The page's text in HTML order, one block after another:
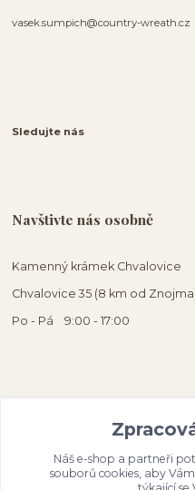
vasek.sumpich@country-wreath.cz
Sledujte nás
Navštivte nás osobně
Kamenný krámek Chvalovice
Chvalovice 35 (8 km od
Po - Pá 9:00 - 17:00
Náš e-shop a partneři
souborů cookies, aby